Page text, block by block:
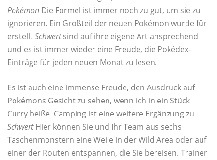
Pokémon Die Formel ist immer noch zu gut, um sie zu
ignorieren. Ein Großteil der neuen Pokémon wurde für
erstelltSchwertsind auf ihre eigene Art ansprechend
und es ist immer wieder eine Freude, die Pokédex-
Einträge für jeden neuen Monat zu lesen.
Es ist auch eine immense Freude, den Ausdruck auf
Pokémons Gesicht zu sehen, wenn ich in ein Stück
Curry beiße. Camping ist eine weitere Ergänzung zu
SchwertHier können Sie und Ihr Team aus sechs
Taschenmonstern eine Weile in der Wild Area oder auf
einer der Routen entspannen, die Sie bereisen. Trainer